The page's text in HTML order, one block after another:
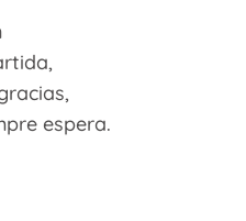
espera.